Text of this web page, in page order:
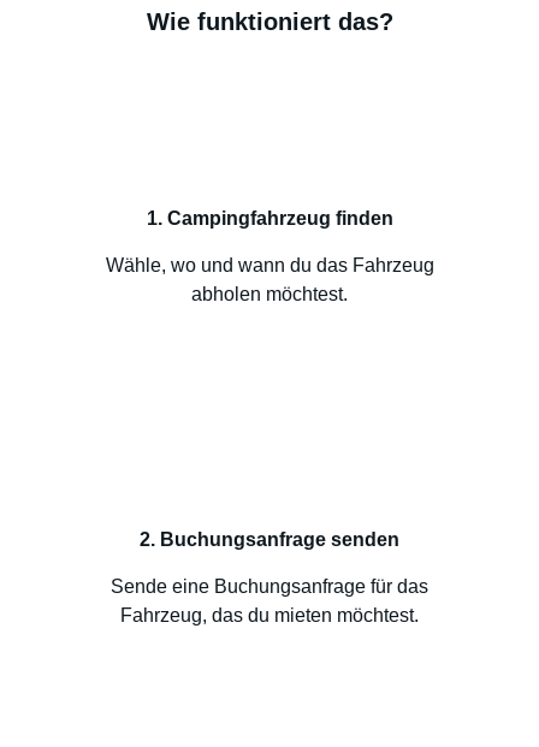
Wie funktioniert das?
1. Campingfahrzeug finden
Wähle, wo und wann du das Fahrzeug
abholen möchtest.
2. Buchungsanfrage senden
Sende eine Buchungsanfrage für das
Fahrzeug, das du mieten möchtest.